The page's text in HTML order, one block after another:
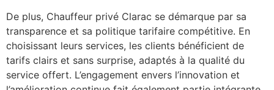
De plus, Chauffeur privé Clarac se démarque par sa
transparence et sa politique tarifaire compétitive. En
choisissant leurs services, les clients bénéficient de
tarifs clairs et sans surprise, adaptés à la qualité du
service offert. L’engagement envers l’innovation et